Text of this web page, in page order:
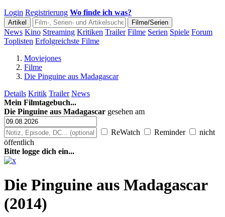
Login Registrierung Wo finde ich was?
News Kino Streaming Kritiken Trailer Filme Serien Spiele Forum
Toplisten Erfolgreichste Filme
Moviejones
Filme
Die Pinguine aus Madagascar
Details Kritik Trailer News
Mein Filmtagebuch...
Die Pinguine aus Madagascar gesehen am
ReWatch Reminder
nicht
öffentlich
Bitte logge dich ein...
Die Pinguine aus Madagascar
(2014)